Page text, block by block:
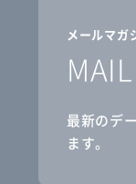
メールマガ
最新のデ
ます。